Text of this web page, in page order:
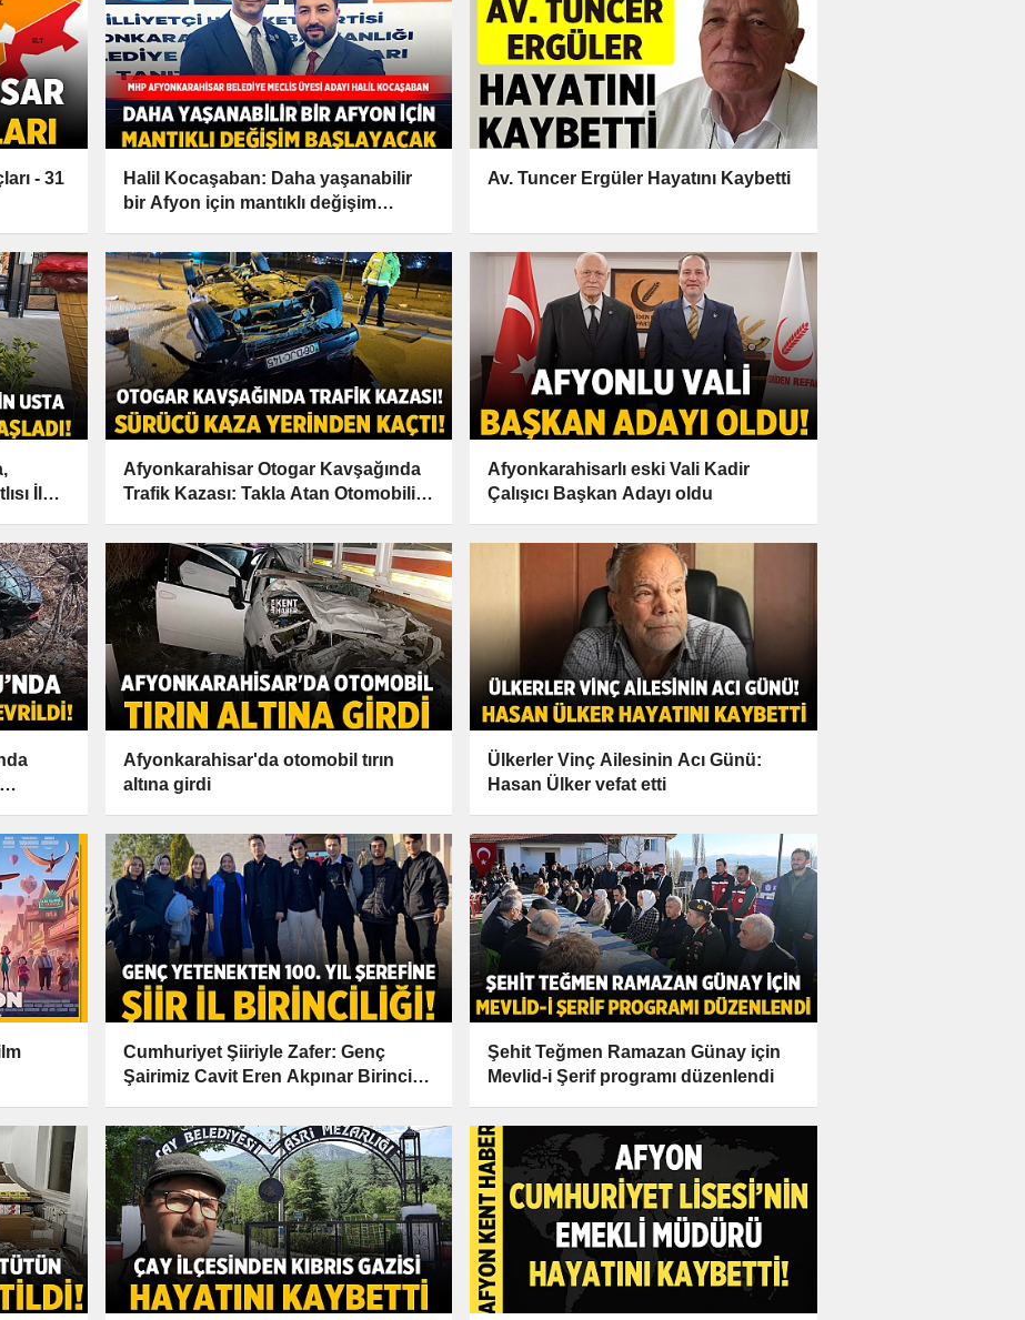
- 31
Halil Kocaşaban: Daha yaşanabilir
bir Afyon için mantıklı değişim
Av. Tuncer Ergüler Hayatını Kaybetti
İle
Afyonkarahisar Otogar Kavşağında
Trafik Kazası: Takla Atan Otomobilin
Afyonkarahisarlı eski Vali Kadir
Çalışıcı Başkan Adayı oldu
Afyonkarahisar'da otomobil tırın
altına girdi
Ülkerler Vinç Ailesinin Acı Günü:
Hasan Ülker vefat etti
Cumhuriyet Şiiriyle Zafer: Genç
Şairimiz Cavit Eren Akpınar Birinci
Şehit Teğmen Ramazan Günay için
Mevlid-i Şerif programı düzenlendi